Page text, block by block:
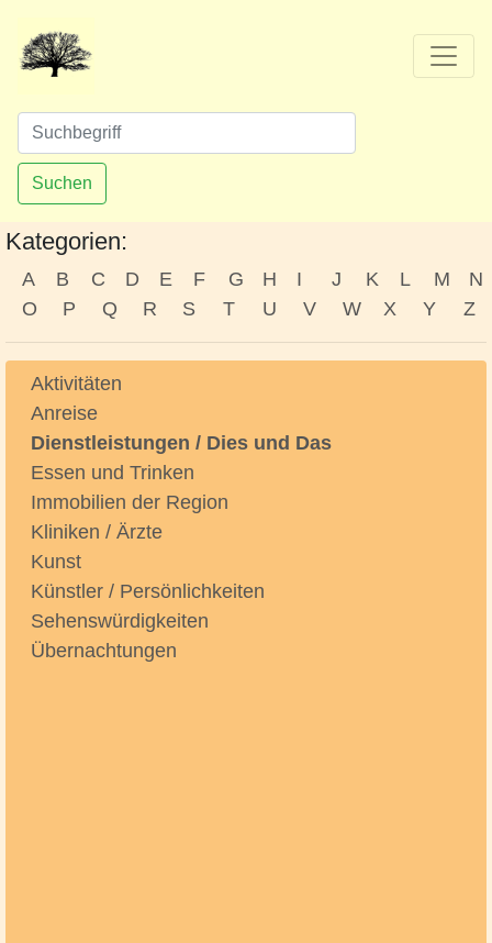
Suchen
Kategorien:
A B C D E F G H I J K L M
N
O
P Q R S T U V W X Y Z
Aktivitäten
Anreise
Dienstleistungen / Dies und Das
Essen und Trinken
Immobilien der Region
Kliniken / Ärzte
Kunst
Künstler / Persönlichkeiten
Sehenswürdigkeiten
Übernachtungen